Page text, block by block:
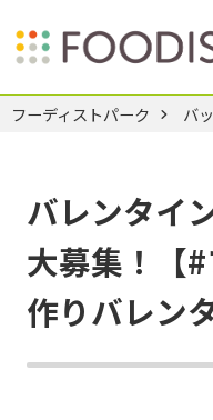
フーディストパーク バ
バレンタイ
大募集！【
作りバレン